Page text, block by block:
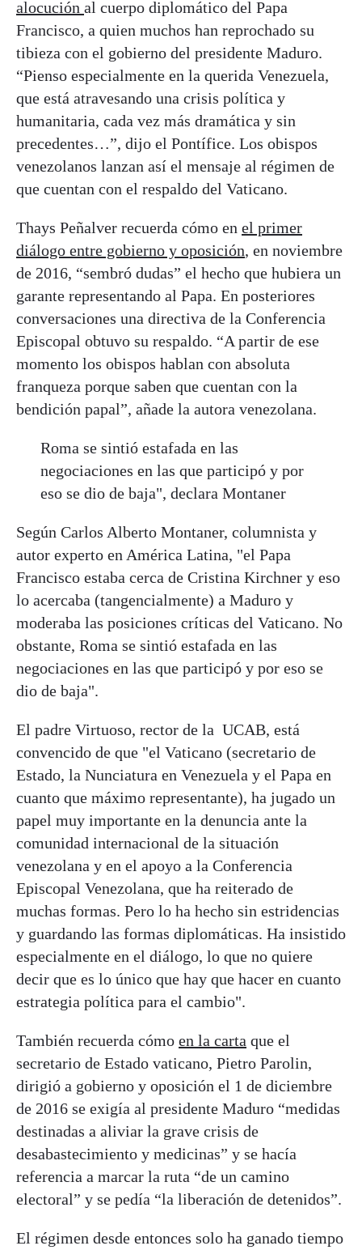
alocución al cuerpo diplomático del Papa
Francisco, a quien muchos han reprochado su
tibieza con el gobierno del presidente Maduro.
“Pienso especialmente en la querida Venezuela,
que está atravesando una crisis política y
humanitaria, cada vez más dramática y sin
precedentes…”, dijo el Pontífice. Los obispos
venezolanos lanzan así el mensaje al régimen de
que cuentan con el respaldo del Vaticano.
Thays Peñalver recuerda cómo en el primer
diálogo entre gobierno y oposición, en noviembre
de 2016, “sembró dudas” el hecho que hubiera un
garante representando al Papa. En posteriores
conversaciones una directiva de la Conferencia
Episcopal obtuvo su respaldo. “A partir de ese
momento los obispos hablan con absoluta
franqueza porque saben que cuentan con la
bendición papal”, añade la autora venezolana.
Roma se sintió estafada en las
negociaciones en las que participó y por
eso se dio de baja", declara Montaner
Según Carlos Alberto Montaner, columnista y
autor experto en América Latina, "el Papa
Francisco estaba cerca de Cristina Kirchner y eso
lo acercaba (tangencialmente) a Maduro y
moderaba las posiciones críticas del Vaticano. No
obstante, Roma se sintió estafada en las
negociaciones en las que participó y por eso se
dio de baja".
El padre Virtuoso, rector de la UCAB, está
convencido de que "el Vaticano (secretario de
Estado, la Nunciatura en Venezuela y el Papa en
cuanto que máximo representante), ha jugado un
papel muy importante en la denuncia ante la
comunidad internacional de la situación
venezolana y en el apoyo a la Conferencia
Episcopal Venezolana, que ha reiterado de
muchas formas. Pero lo ha hecho sin estridencias
y guardando las formas diplomáticas. Ha insistido
especialmente en el diálogo, lo que no quiere
decir que es lo único que hay que hacer en cuanto
estrategia política para el cambio".
También recuerda cómo en la carta que el
secretario de Estado vaticano, Pietro Parolin,
dirigió a gobierno y oposición el 1 de diciembre
de 2016 se exigía al presidente Maduro “medidas
destinadas a aliviar la grave crisis de
desabastecimiento y medicinas” y se hacía
referencia a marcar la ruta “de un camino
electoral” y se pedía “la liberación de detenidos”.
El régimen desde entonces solo ha ganado tiempo